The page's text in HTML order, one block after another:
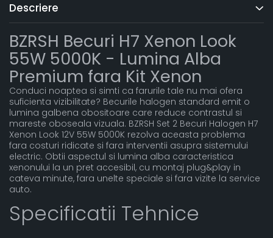
Descriere
BZRSH Becuri H7 Xenon Look
55W 5000K - Lumina Alba
Premium fara Kit Xenon
Conduci noaptea si simti ca farurile tale nu mai ofera
suficienta vizibilitate? Becurile halogen standard emit o
lumina galbena obositoare care reduce contrastul si
mareste oboseala vizuala. BZRSH Set 2 Becuri Halogen H7
Xenon Look 12V 55W 5000K rezolva aceasta problema
fara costuri ridicate si fara interventii asupra sistemului
electric. Obtii aspectul si lumina alba caracteristica
xenonului la un pret accesibil, cu montaj plug&play in
cateva minute, fara unelte speciale si fara vizite la service
auto.
Specificatii Tehnice